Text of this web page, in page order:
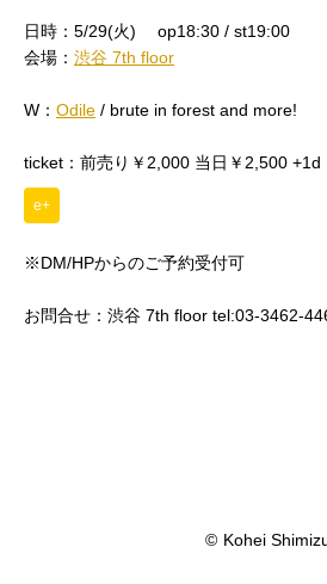
日時：5/29(火) op18:30 / st19:00
会場： 渋谷 7th floor
W： Odile / brute in forest and more!
ticket：前売り￥2,000 当日￥2,500 +1d
e+
※DM/HPからのご予約受付可
お問合せ：渋谷 7th floor tel:03-3462-
© Kohei